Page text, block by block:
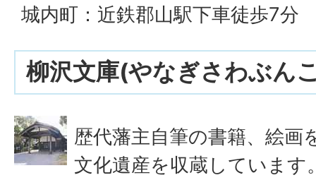
城内町：近鉄郡山駅下車徒歩7分
柳沢文庫(やなぎさわぶん
歴代藩主自筆の書籍、絵画
文化遺産を収蔵しています